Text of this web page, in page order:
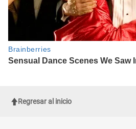
Regresar al inicio